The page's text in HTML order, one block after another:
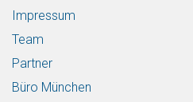
Impressum
Team
Partner
Büro München